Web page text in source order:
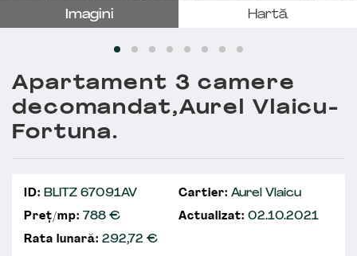
Imagini Hartă
Apartament 3 camere
decomandat,Aurel Vlaicu-
Fortuna.
ID: BLITZ 67091AV Cartier: Aurel Vlaicu
Preț/mp: 788 € Actualizat: 02.10.2021
Rata lunară: 292,72 €